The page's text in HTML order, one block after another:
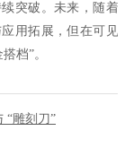
突破。未来，随着
用拓展，但在可见
档”。
“雕刻刀”